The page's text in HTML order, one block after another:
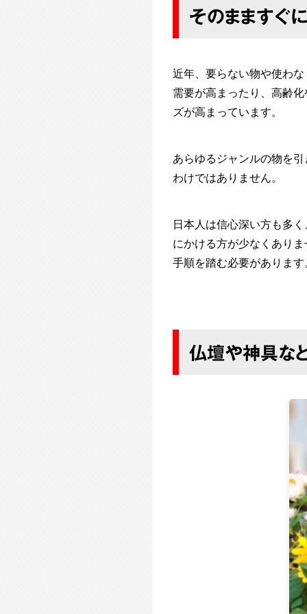
そのまますぐ
近年、要らない物や使わ
需要が高まったり、高齢
ズが高まっています。
あらゆるジャンルの物を
わけではありません。
日本人は信心深い方も多
にかける方が少なくあり
手順を踏む必要がありま
仏壇や神具な